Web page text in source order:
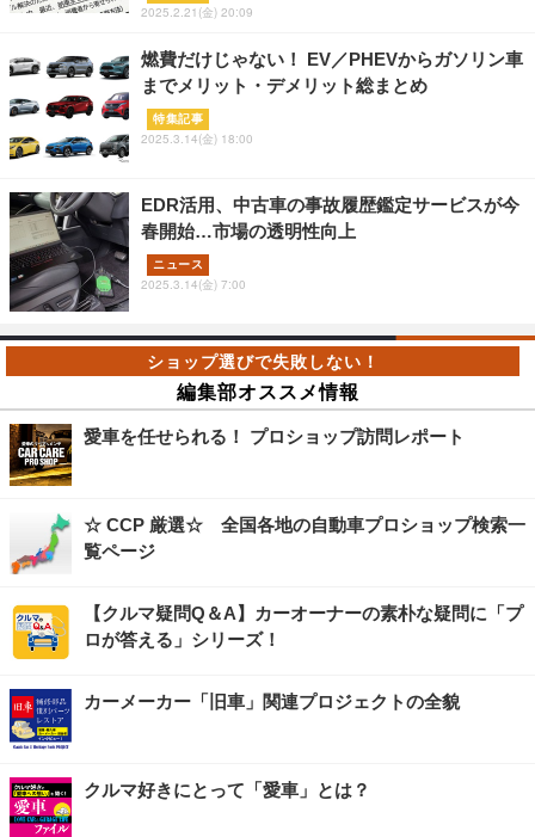
2025.2.21(金) 20:09
燃費だけじゃない！ EV／PHEVからガソリン車
までメリット・デメリット総まとめ
特集記事
2025.3.14(金) 18:00
EDR活用、中古車の事故履歴鑑定サービスが今
春開始…市場の透明性向上
ニュース
2025.3.14(金) 7:00
編集部オススメ情報
愛車を任せられる！ プロショップ訪問レポート
☆ CCP 厳選☆ 全国各地の自動車プロショップ検索一
覧ページ
【クルマ疑問Q＆A】カーオーナーの素朴な疑問に「プ
ロが答える」シリーズ！
カーメーカー「旧車」関連プロジェクトの全貌
クルマ好きにとって「愛車」とは？